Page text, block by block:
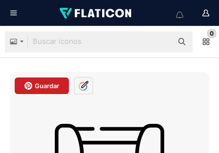
0
Guardar